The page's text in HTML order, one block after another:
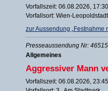
Vorfallszeit: 06.08.2026,
Vorfallsort: Wien-Leopoldstadt
zur Aussendung „Festnahme
Presseaussendung Nr:
Allgemeines
Aggressiver Mann
Vorfallszeit: 06.08.2026,